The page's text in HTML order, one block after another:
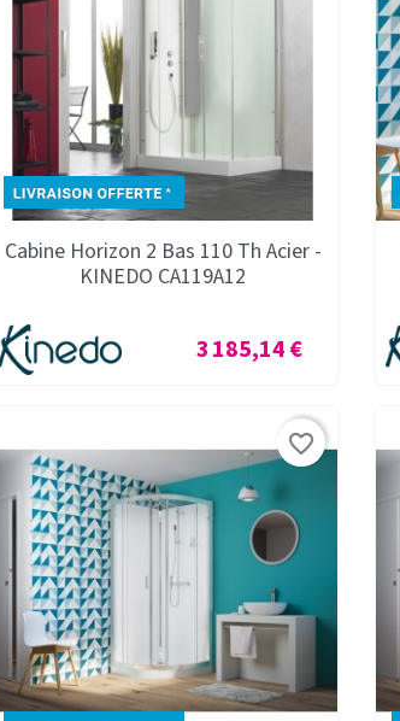
Cabine Horizon 2 Bas 110 Th Acier -
KINEDO CA119A12
Prix
3 185,14 €
favorite_border